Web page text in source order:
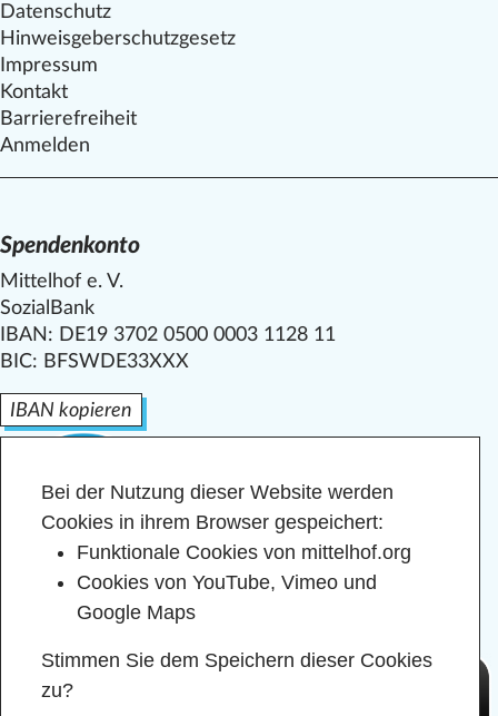
Datenschutz
Hinweisgeberschutzgesetz
Impressum
Kontakt
Barrierefreiheit
Anmelden
Spendenkonto
Mittelhof e. V.
SozialBank
IBAN: DE19 3702 0500 0003 1128 11
BIC: BFSWDE33XXX
IBAN kopieren
Bei der Nutzung dieser Website werden
Cookies in ihrem Browser gespeichert:
Funktionale Cookies von mittelhof.org
Cookies von YouTube, Vimeo und
Google Maps
Stimmen Sie dem Speichern dieser Cookies
zu?